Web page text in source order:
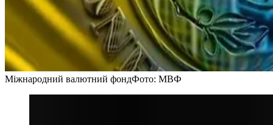
Міжнародний валютний фондФото: МВФ